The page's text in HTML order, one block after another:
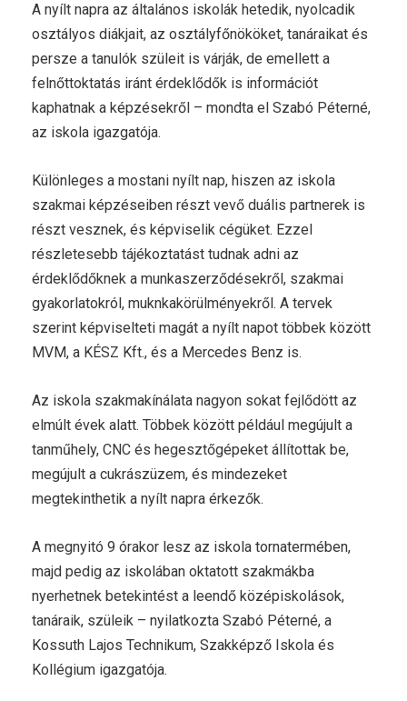
A nyílt napra az általános iskolák hetedik, nyolcadik
osztályos diákjait, az osztályfőnököket, tanáraikat és
persze a tanulók szüleit is várják, de emellett a
felnőttoktatás iránt érdeklődők is információt
kaphatnak a képzésekről – mondta el Szabó Péterné,
az iskola igazgatója.
Különleges a mostani nyílt nap, hiszen az iskola
szakmai képzéseiben részt vevő duális partnerek is
részt vesznek, és képviselik cégüket. Ezzel
részletesebb tájékoztatást tudnak adni az
érdeklődőknek a munkaszerződésekről, szakmai
gyakorlatokról, muknkakörülményekről. A tervek
szerint képviselteti magát a nyílt napot többek között
MVM, a KÉSZ Kft., és a Mercedes Benz is.
Az iskola szakmakínálata nagyon sokat fejlődött az
elmúlt évek alatt. Többek között például megújult a
tanműhely, CNC és hegesztőgépeket állítottak be,
megújult a cukrászüzem, és mindezeket
megtekinthetik a nyílt napra érkezők.
A megnyitó 9 órakor lesz az iskola tornatermében,
majd pedig az iskolában oktatott szakmákba
nyerhetnek betekintést a leendő középiskolások,
tanáraik, szüleik – nyilatkozta Szabó Péterné, a
Kossuth Lajos Technikum, Szakképző Iskola és
Kollégium igazgatója.